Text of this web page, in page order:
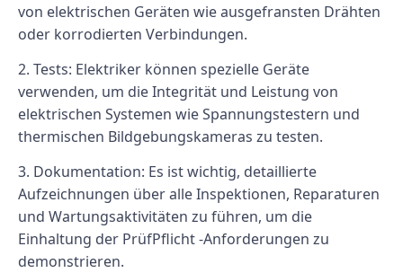
von elektrischen Geräten wie ausgefransten Drähten
oder korrodierten Verbindungen.
2. Tests: Elektriker können spezielle Geräte
verwenden, um die Integrität und Leistung von
elektrischen Systemen wie Spannungstestern und
thermischen Bildgebungskameras zu testen.
3. Dokumentation: Es ist wichtig, detaillierte
Aufzeichnungen über alle Inspektionen, Reparaturen
und Wartungsaktivitäten zu führen, um die
Einhaltung der PrüfPflicht -Anforderungen zu
demonstrieren.